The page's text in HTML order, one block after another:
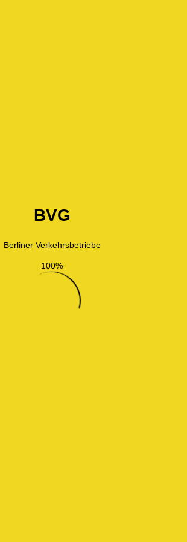
BVG
Berliner Verkehrsbetriebe
100%